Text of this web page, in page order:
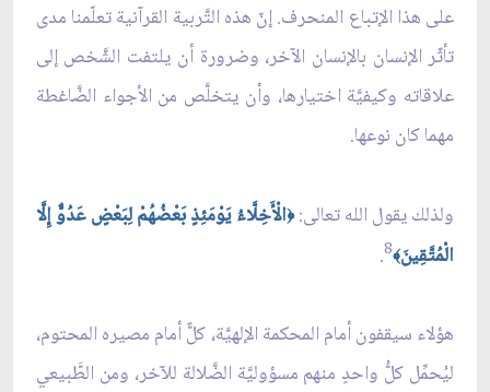
على هذا الإتباع المنحرف. إنّ هذه التَّربية القرآنية تعلّمنا مدى
تأثّر الإنسان بالإنسان الآخر، وضرورة أن يلتفت الشَّخص إلى
علاقاته وكيفيَّة اختيارها، وأن يتخلَّص من الأجواء الضَّاغطة
مهما كان نوعها.
ولذلك يقول الله تعالى:﴿الْأَخِلَّاءُ يَوْمَئِذٍ بَعْضُهُمْ لِبَعْضٍ عَدُوٌّ إِلَّا
الْمُتَّقِينَ﴾8
.
هؤلاء سيقفون أمام المحكمة الإلهيَّة، كلٌّ أمام مصيره المحتوم،
ليُحمِّل كلُّ واحدٍ منهم مسؤوليَّة الضَّلالة للآخر، ومن الطَّبيعي